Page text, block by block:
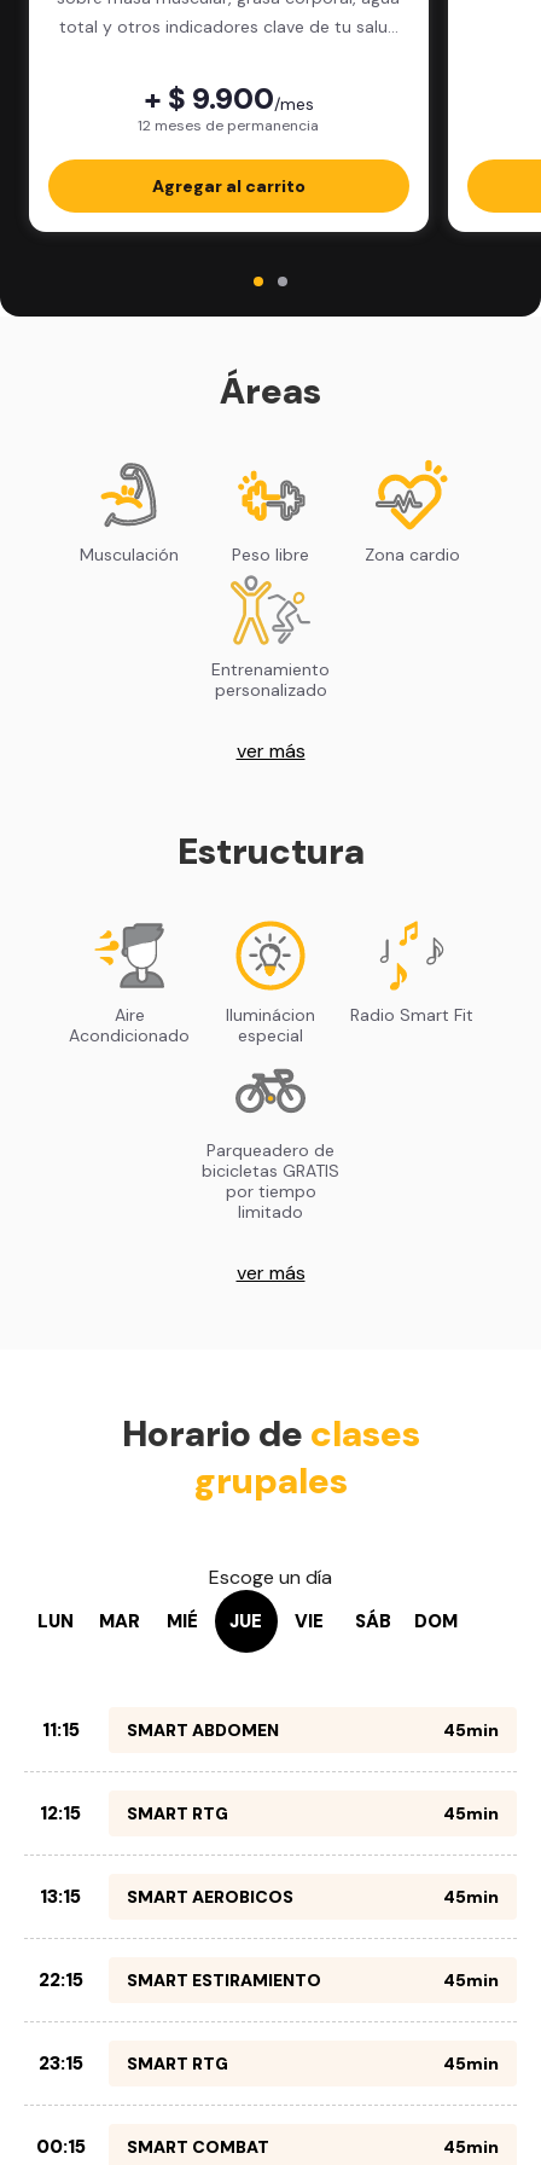
total y otros indicadores clave de tu salud
+ $ 9.900/mes
12 meses de permanencia
Agregar al carrito
Áreas
Musculación Peso libre Zona cardio
Entrenamiento
personalizado
ver más
Estructura
Aire
Acondicionado
Iluminácion
especial
Radio Smart Fit
Parqueadero de
bicicletas GRATIS
por tiempo
limitado
ver más
Horario de clases
grupales
Escoge un día
LUN MAR MIÉ JUE VIE SÁB DOM
11:15 SMART ABDOMEN 45min
12:15 SMART RTG 45min
13:15 SMART AEROBICOS 45min
22:15 SMART ESTIRAMIENTO 45min
23:15 SMART RTG 45min
00:15 SMART COMBAT 45min